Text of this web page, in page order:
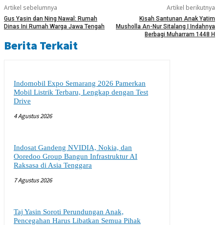
Artikel sebelumnya
Gus Yasin dan Ning Nawal: Rumah
Dinas Ini Rumah Warga Jawa Tengah
Artikel berikutnya
Kisah Santunan Anak Yatim
Musholla An-Nur Sitalang | Indahnya
Berbagi Muharram 1448 H
Berita Terkait
Indomobil Expo Semarang 2026 Pamerkan
Mobil Listrik Terbaru, Lengkap dengan Test
Drive
4 Agustus 2026
Indosat Gandeng NVIDIA, Nokia, dan
Ooredoo Group Bangun Infrastruktur AI
Raksasa di Asia Tenggara
7 Agustus 2026
Taj Yasin Soroti Perundungan Anak,
Pencegahan Harus Libatkan Semua Pihak